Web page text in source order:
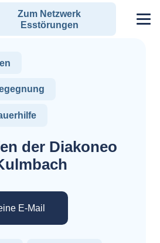
Zum Netzwerk
Esstörungen
der Diakoneo
E-Mail